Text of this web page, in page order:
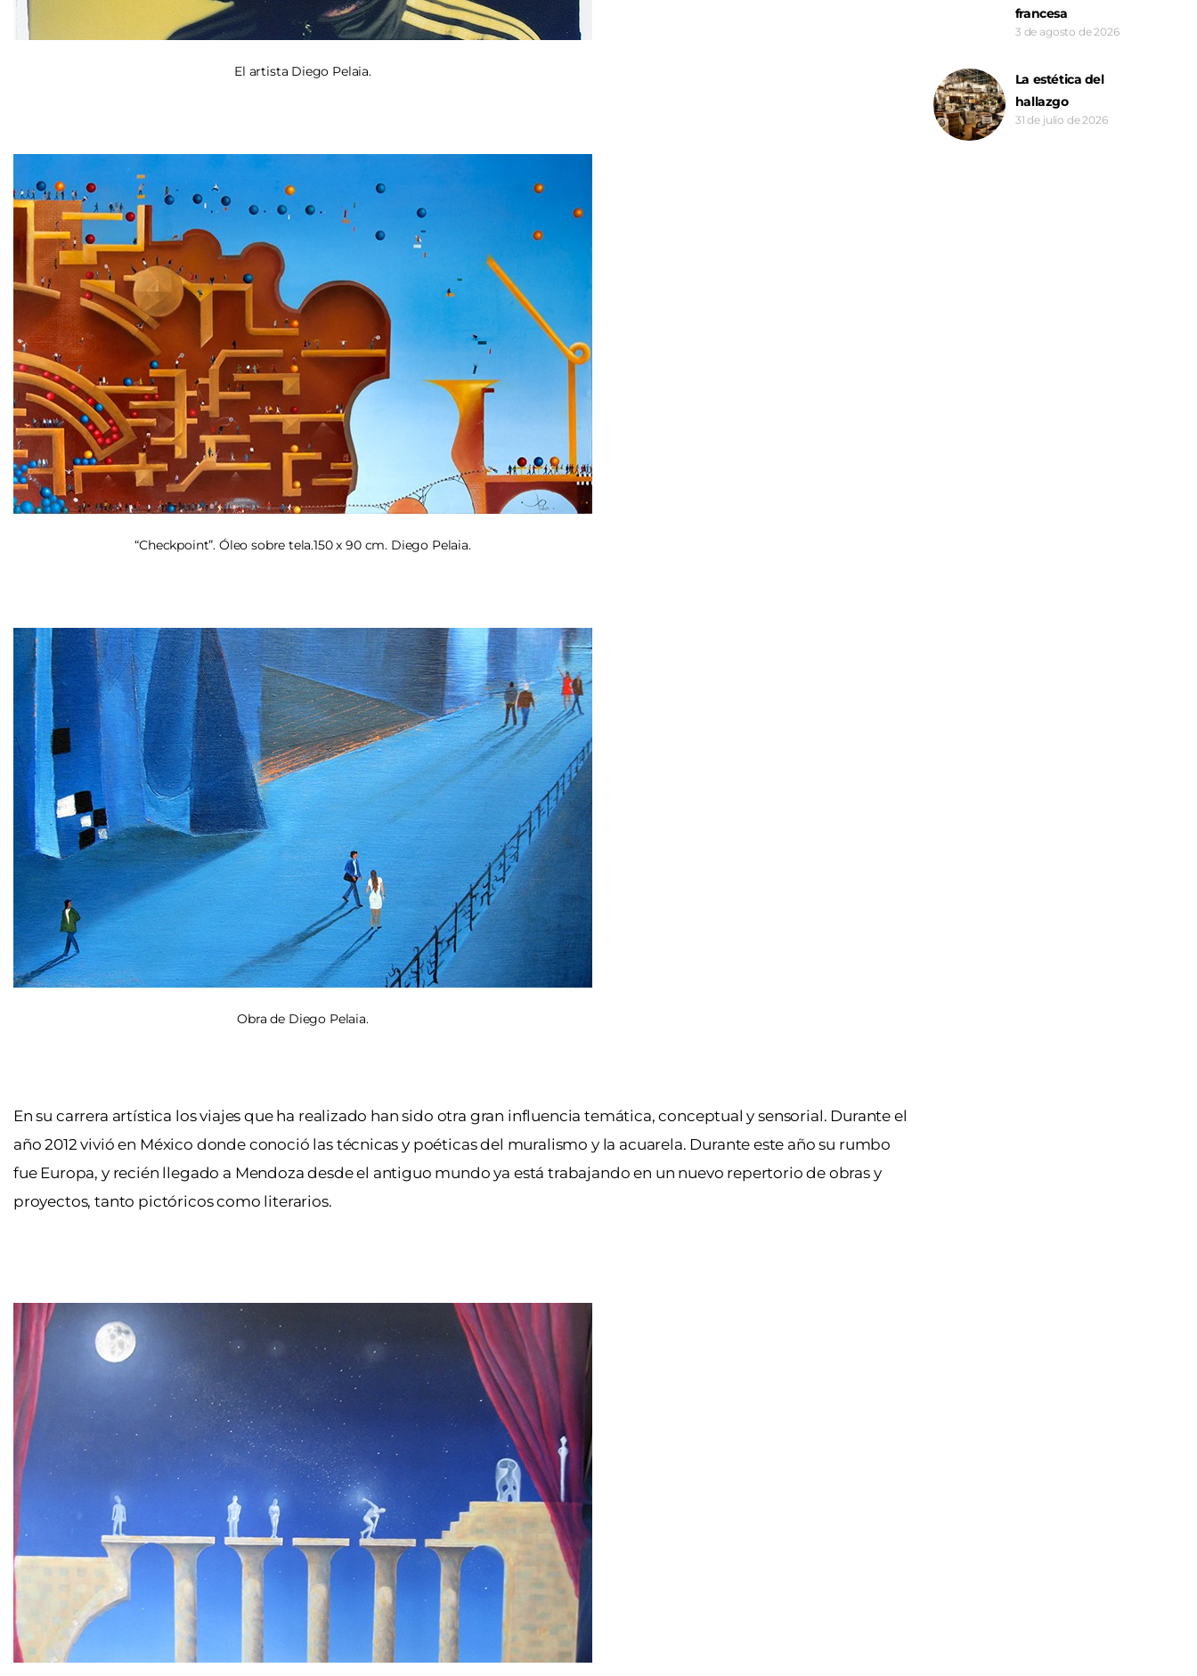
El artista Diego Pelaia.
“Checkpoint”. Óleo sobre tela.150 x 90 cm. Diego Pelaia.
Obra de Diego Pelaia.
En su carrera artística los viajes que ha realizado han sido otra gran influencia temática, conceptual y sensorial. Durante el
año 2012 vivió en México donde conoció las técnicas y poéticas del muralismo y la acuarela. Durante este año su rumbo
fue Europa, y recién llegado a Mendoza desde el antiguo mundo ya está trabajando en un nuevo repertorio de obras y
proyectos, tanto pictóricos como literarios.
francesa
3 de agosto de 2026
La estética del
hallazgo
31 de julio de 2026